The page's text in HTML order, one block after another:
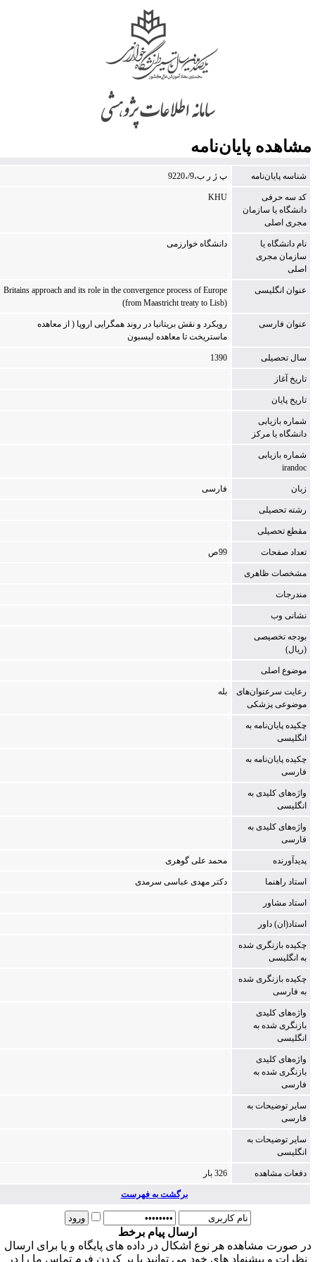
پایان‌نامه
شناسه پایان‌نامه ‭9220،/9،ب ر ژ پ
كد سه حرفی
دانشگاه یا سازمان
مجری اصلی
KHU
نام دانشگاه یا
سازمان مجری
اصلی
دانشگاه خوارزمی
عنوان انگلیسی
Britains approach and its role in the convergence process of Europe
(from Maastricht treaty to Lisb)
عنوان فارسی
روی‍ک‍رد و ن‍ق‍ش‌ ب‍ری‍ت‍ان‍ی‍ا در رون‍د ه‍م‍گ‍رای‍ی‌ اروپ‍ا ( از م‍ع‍اه‍ده‌
م‍اس‍ت‍ری‍خ‍ت‌ ت‍ا م‍ع‍اه‍ده‌ ل‍ی‍س‍ب‍ون‌
سال تحصیلی 1390
تاریخ آغاز
تاریخ پایان
شماره بازیابی
دانشگاه یا مركز
شماره بازیابی
irandoc
زبان فارسی
رشته تحصیلی
مقطع تحصیلی
تعداد صفحات 99ص‌
مشخصات ظاهری
مندرجات
نشانی وب
بودجه تخصیصی
(ریال)
موضوع اصلی
رعایت سرعنوان‌های
موضوعی پزشکی
بله
چکیده پایان‌نامه به
انگلیسی
چکیده پایان‌نامه به
فارسی
واژه‌های کلیدی به
انگلیسی
واژه‌های کلیدی به
فارسی
پدیدآورنده م‍ح‍م‍د ع‍ل‍ی‌ گ‍وه‍ری‌
استاد راهنما دک‍ت‍ر م‍ه‍دی‌ ع‍ب‍اس‍ی‌ س‍رم‍دی‌
استاد مشاور
استاد(ان) داور
چکیده بازنگری شده
به انگلیسی
چکیده بازنگری شده
به فارسی
واژه‌های کلیدی
بازنگری شده به
انگلیسی
واژه‌های کلیدی
بازنگری شده به
فارسی
سایر توضیحات به
فارسی
سایر توضیحات به
انگلیسی
دفعات مشاهده 326 بار
برگشت به فهرست
ارسال پیام برخط
صورت مشاهده هر نوع اشکال در داده های پایگاه و یا برای ارسال
نظرات و پیشنهاد های خود می توانید با پر کردن فرم تماس ما را در